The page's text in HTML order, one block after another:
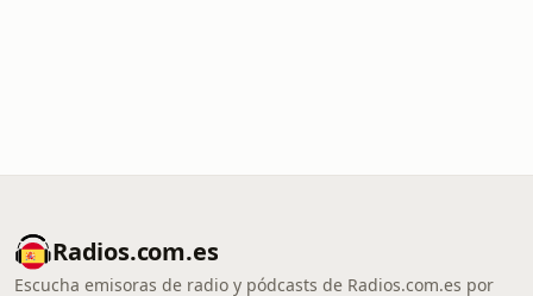
Radios.com.es
Escucha emisoras de radio y pódcasts de Radios.com.es por